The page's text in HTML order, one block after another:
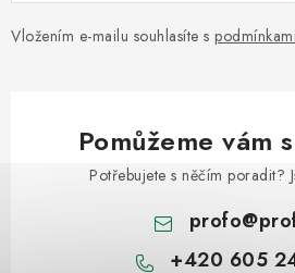
Vložením e-mailu souhlasíte s
Pomůžeme vám
Potřebujete s něčím poradit?
profo@
+420 605